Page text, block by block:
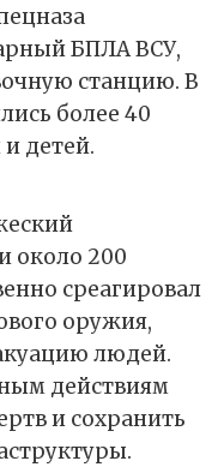
БПЛА ВСУ,
станцию. В
более 40
детей.
около 200
среагировал
оружия,
людей.
действиям
и сохранить